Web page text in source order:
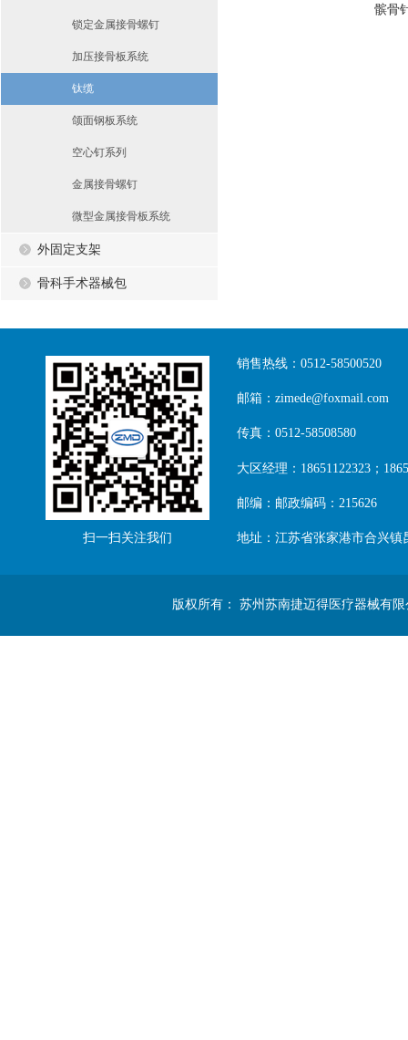
锁定金属接骨螺钉
加压接骨板系统
钛缆
颌面钢板系统
空心钉系列
金属接骨螺钉
微型金属接骨板系统
外固定支架
骨科手术器械包
髌骨
扫一扫关注我们
销售热线：0512-58500520
邮箱：zimede@foxmail.com
传真：0512-58508580
大区经理：18651122323；
邮编：邮政编码：215626
地址：江苏省张家港市合兴镇
版权所有： 苏州苏南捷迈得医疗器械有